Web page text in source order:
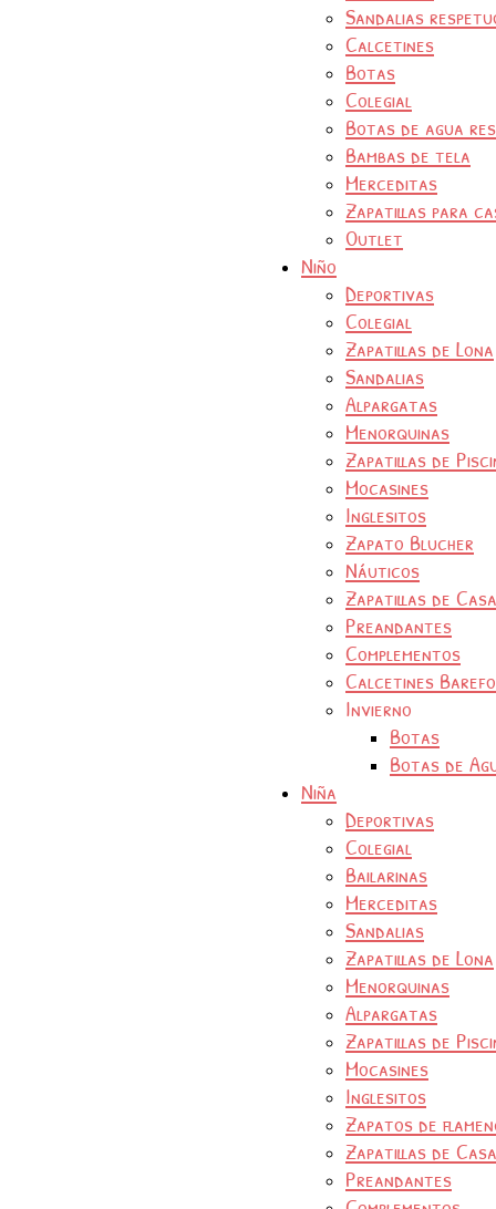
Sandalias
Calcetines
Botas
Colegial
Botas de agua
Bambas de tela
Merceditas
Zapatillas para
Outlet
Niño
Deportivas
Colegial
Zapatillas de Lona
Sandalias
Alpargatas
Menorquinas
Zapatillas de
Mocasines
Inglesitos
Zapato Blucher
Náuticos
Zapatillas de Casa
Preandantes
Complementos
Calcetines
Invierno
Botas
Botas de
Niña
Deportivas
Colegial
Bailarinas
Merceditas
Sandalias
Zapatillas de Lona
Menorquinas
Alpargatas
Zapatillas de
Mocasines
Inglesitos
Zapatos de
Zapatillas de Casa
Preandantes